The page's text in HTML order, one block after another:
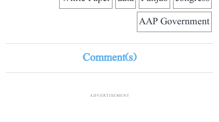
AAP Government
Comment(s)
ADVERTISEMENT